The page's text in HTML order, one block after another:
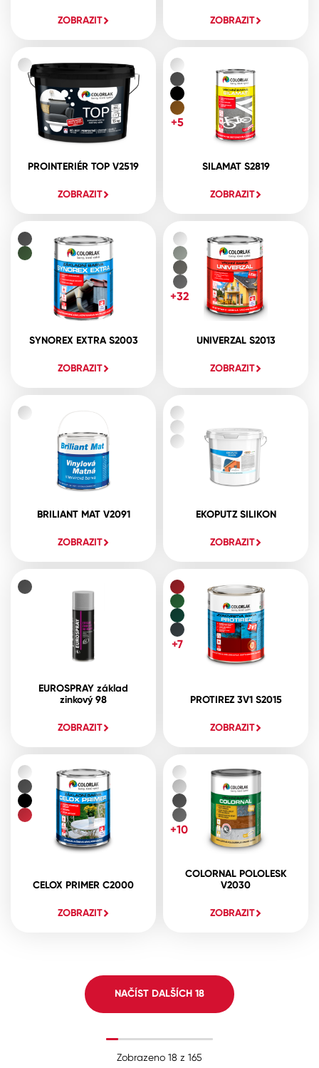
ZOBRAZIT ZOBRAZIT
PROINTERIÉR TOP V2519
ZOBRAZIT
SILAMAT S2819
ZOBRAZIT
+5
SYNOREX EXTRA S2003
ZOBRAZIT
UNIVERZAL S2013
ZOBRAZIT
+32
BRILIANT MAT V2091
ZOBRAZIT
EKOPUTZ SILIKON
ZOBRAZIT
EUROSPRAY základ
zinkový 98
ZOBRAZIT
PROTIREZ 3V1 S2015
ZOBRAZIT
+7
CELOX PRIMER C2000
ZOBRAZIT
COLORNAL POLOLESK
V2030
ZOBRAZIT
+10
NAČÍST DALŠÍCH 18
Zobrazeno 18 z 165